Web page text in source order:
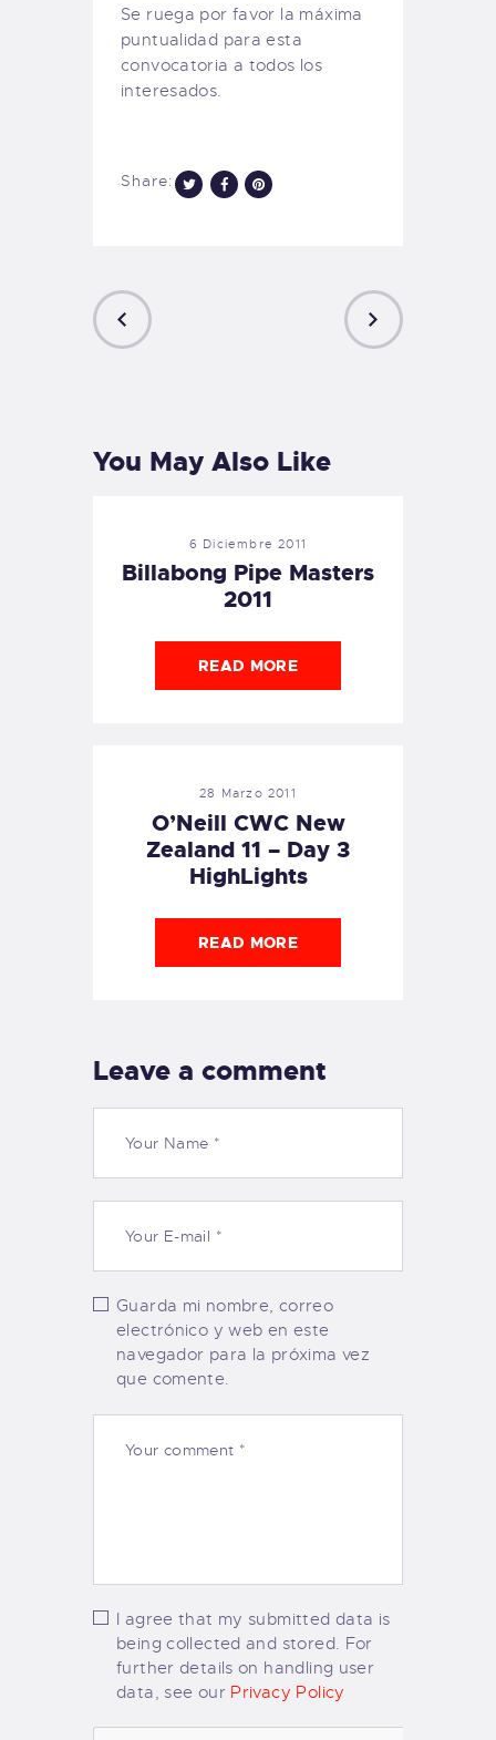
Se ruega por favor la máxima
puntualidad para esta
convocatoria a todos los
interesados.
Share:
You May Also Like
6 Diciembre 2011
Billabong Pipe Masters
2011
READ MORE
28 Marzo 2011
O’Neill CWC New
Zealand 11 – Day 3
HighLights
READ MORE
Leave a comment
Guarda mi nombre, correo
electrónico y web en este
navegador para la próxima vez
que comente.
I agree that my submitted data is
being collected and stored. For
further details on handling user
data, see our Privacy Policy